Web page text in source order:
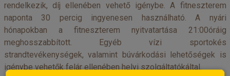
rendelkezik, díj ellenében vehető igénybe. A fitneszterem
naponta 30 percig ingyenesen használható. A nyári
hónapokban a fitneszterem nyitvatartása 21:00óráig
meghosszabbított. Egyéb vízi sportokés
strandtevékenységek, valamint búvárkodási lehetőségek is
igénybe vehetők felár ellenében helyi szolgáltatókáltal.